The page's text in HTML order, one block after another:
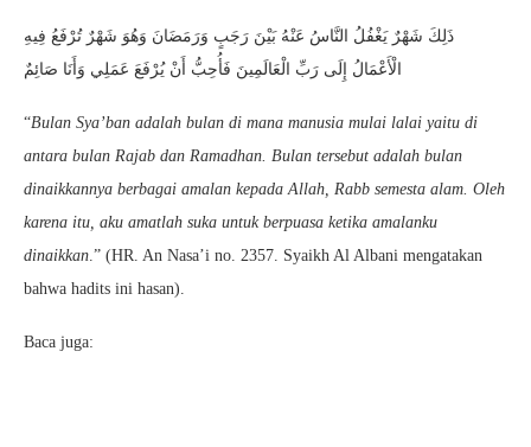
ذَلِكَ شَهْرٌ يَغْفُلُ النَّاسُ عَنْهُ بَيْنَ رَجَبٍ وَرَمَضَانَ وَهُوَ شَهْرٌ تُرْفَعُ فِيهِ
الْأَعْمَالُ إِلَى رَبِّ الْعَالَمِينَ فَأُحِبُّ أَنْ يُرْفَعَ عَمَلِي وَأَنَا صَائِمٌ
“Bulan Sya’ban adalah bulan di mana manusia mulai lalai yaitu di
antara bulan Rajab dan Ramadhan. Bulan tersebut adalah bulan
dinaikkannya berbagai amalan kepada Allah, Rabb semesta alam. Oleh
karena itu, aku amatlah suka untuk berpuasa ketika amalanku
dinaikkan.” (HR. An Nasa’i no. 2357. Syaikh Al Albani mengatakan
bahwa hadits ini hasan).
Baca juga: